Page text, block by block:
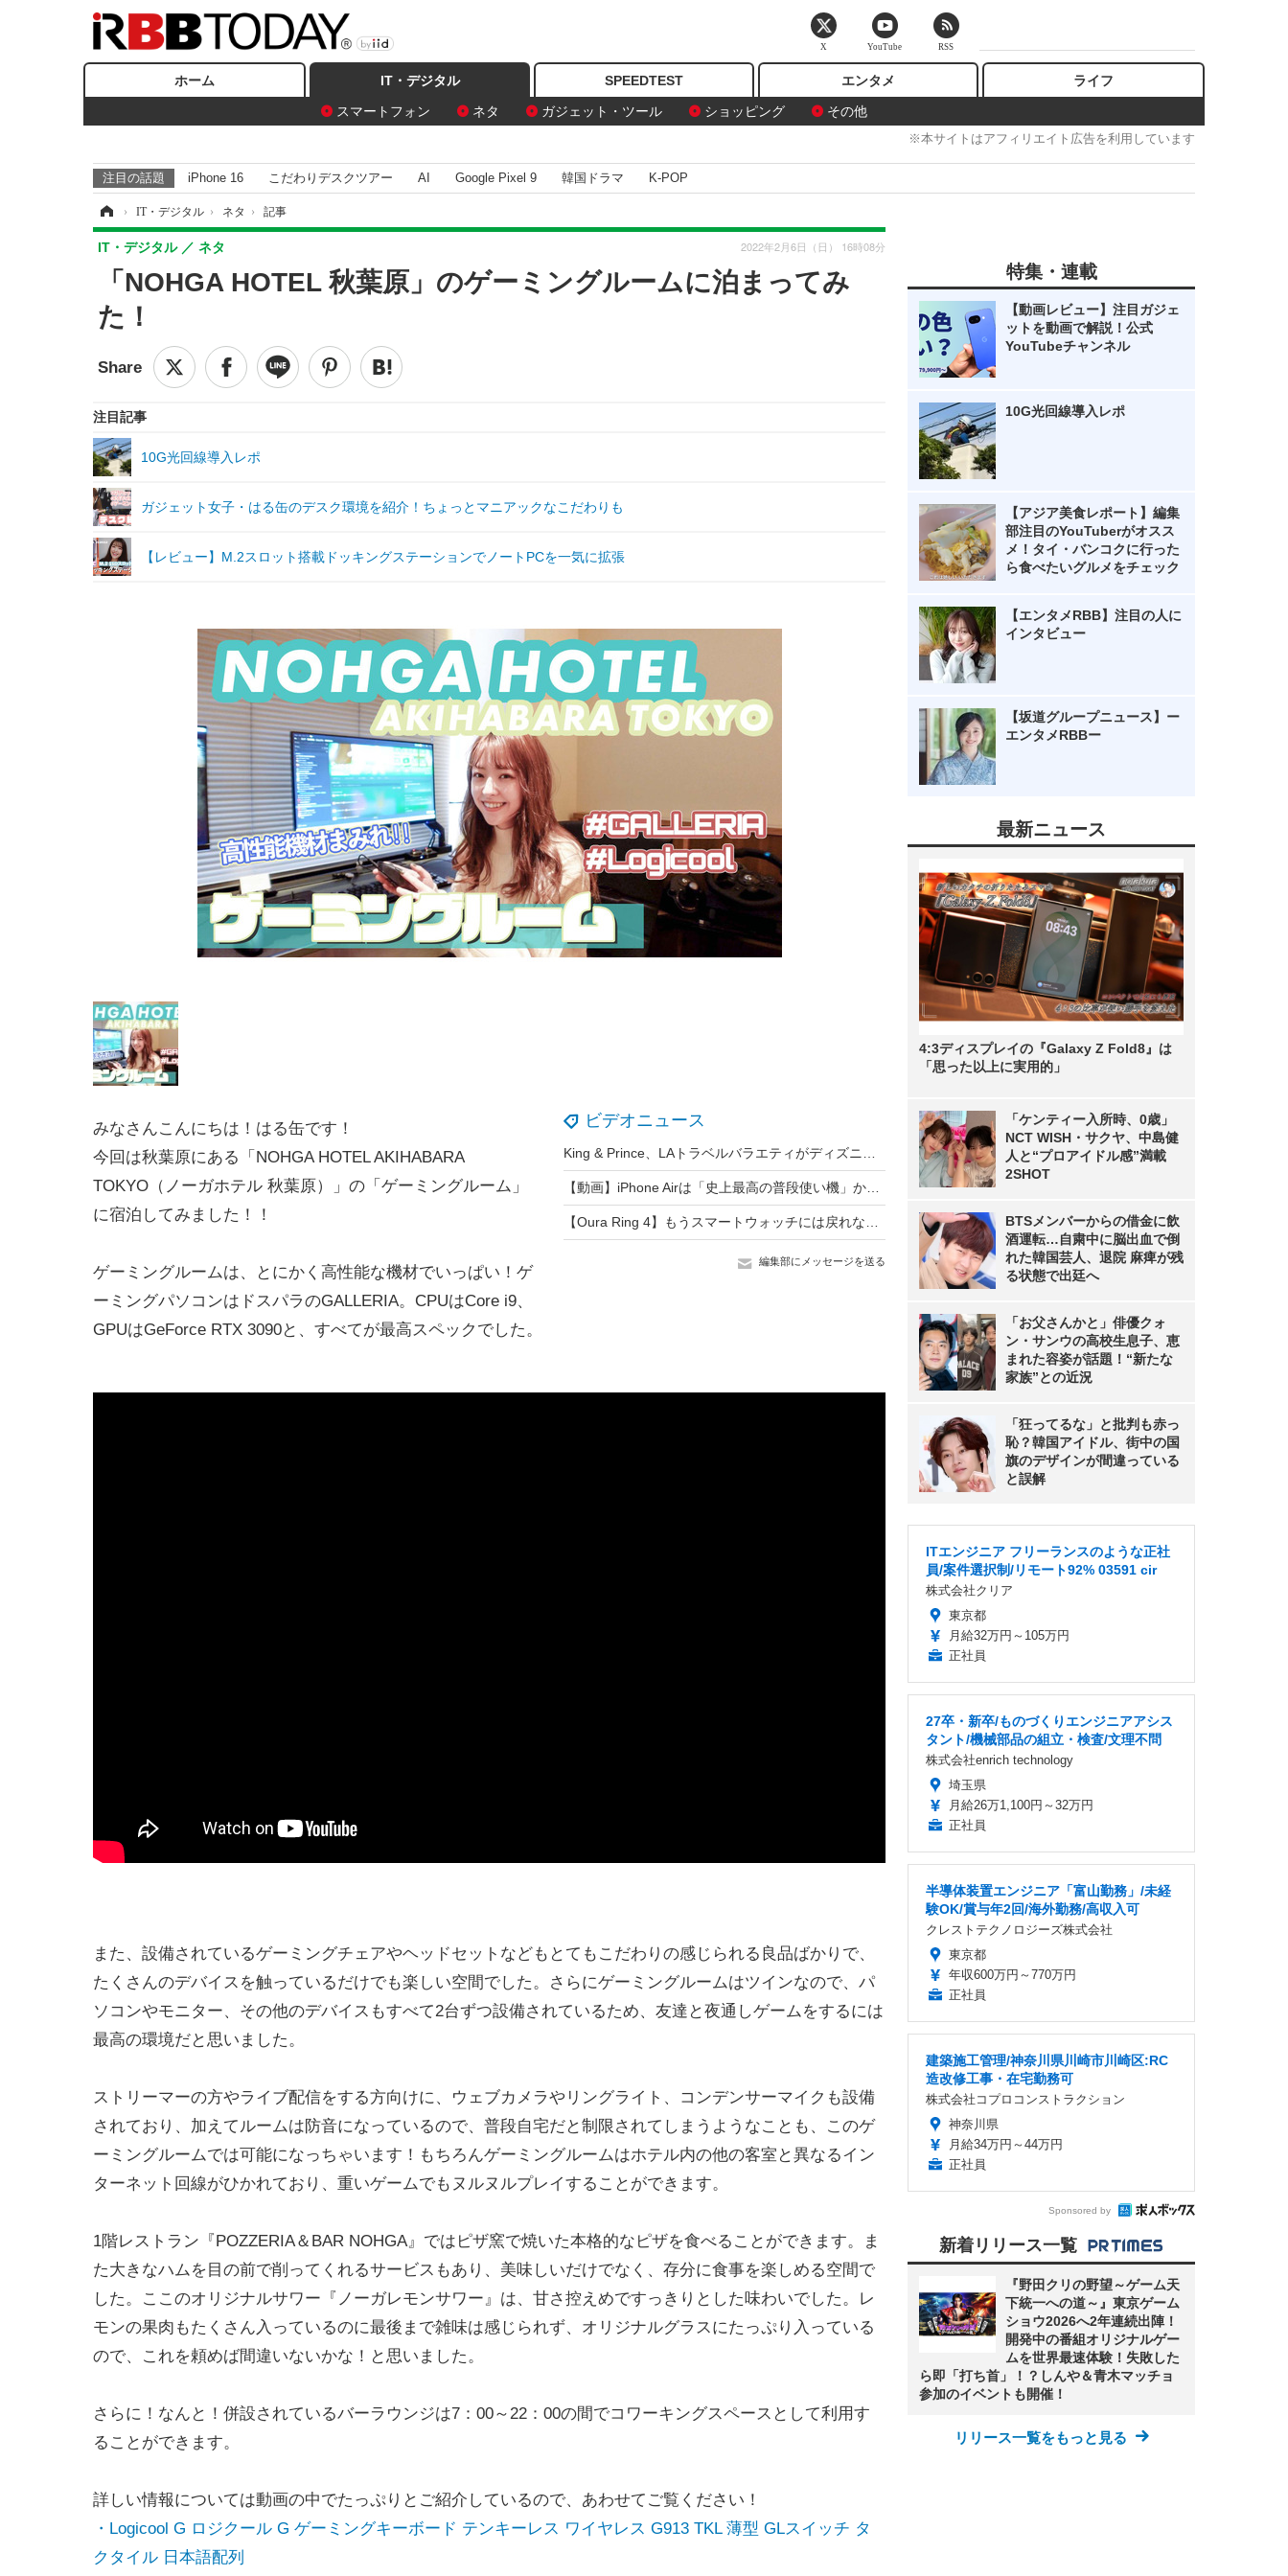
ホーム
IT・デジタル
スマートフォン
ネタ ガジェット・ツール ショッピング その他
SPEEDTEST エンタメ ライフ
※本サイトはアフィリエイト広告を利用しています
注目の話題 iPhone 16 こだわりデスクツアー AI Google Pixel 9 韓国ドラマ K-POP
› IT・デジタル › ネタ › 記事
「NOHGA HOTEL 秋葉原」のゲーミングルームに泊まってみ
た！
IT・デジタル ネタ 2022年2月6日（日） 16時08分
注目記事
10G光回線導入レポ
ガジェット女子・はる缶のデスク環境を紹介！ちょっとマニアックなこだわりも
【レビュー】M.2スロット搭載ドッキングステーションでノートPCを一気に拡張
ビデオニュース
編集部にメッセージを送る
みなさんこんにちは！はる缶です！
今回は秋葉原にある「NOHGA HOTEL AKIHABARA
TOKYO（ノーガホテル 秋葉原）」の「ゲーミングルーム」
に宿泊してみました！！
ゲーミングルームは、とにかく高性能な機材でいっぱい！ゲ
ーミングパソコンはドスパラのGALLERIA。CPUはCore i9、
GPUはGeForce RTX 3090と、すべてが最高スペックでした。
また、設備されているゲーミングチェアやヘッドセットなどもとてもこだわりの感じられる良品ばかりで、
たくさんのデバイスを触っているだけでも楽しい空間でした。さらにゲーミングルームはツインなので、パ
ソコンやモニター、その他のデバイスもすべて2台ずつ設備されているため、友達と夜通しゲームをするには
最高の環境だと思いました。
ストリーマーの方やライブ配信をする方向けに、ウェブカメラやリングライト、コンデンサーマイクも設備
されており、加えてルームは防音になっているので、普段自宅だと制限されてしまうようなことも、このゲ
ーミングルームでは可能になっちゃいます！もちろんゲーミングルームはホテル内の他の客室と異なるイン
ターネット回線がひかれており、重いゲームでもヌルヌルプレイすることができます。
1階レストラン『POZZERIA＆BAR NOHGA』ではピザ窯で焼いた本格的なピザを食べることができます。ま
た大きなハムを目の前で削ってくれるサービスもあり、美味しいだけでなく、存分に食事を楽しめる空間で
した。ここのオリジナルサワー『ノーガレモンサワー』は、甘さ控えめですっきりとした味わいでした。レ
モンの果肉もたくさん入っているのに最後まで雑味は感じられず、オリジナルグラスにたっぷり入っている
ので、これを頼めば間違いないかな！と思いました。
さらに！なんと！併設されているバーラウンジは7：00～22：00の間でコワーキングスペースとして利用す
ることができます。
詳しい情報については動画の中でたっぷりとご紹介しているので、あわせてご覧ください！
・Logicool G ロジクール G ゲーミングキーボード テンキーレス ワイヤレス G913 TKL 薄型 GLスイッチ タ
クタイル 日本語配列
特集・連載
【動画レビュー】注目ガジェ
ットを動画で解説！公式
YouTubeチャンネル
10G光回線導入レポ
【アジア美食レポート】編集
部注目のYouTuberがオスス
メ！タイ・バンコクに行った
ら食べたいグルメをチェック
【エンタメRBB】注目の人に
インタビュー
【坂道グループニュース】ー
エンタメRBBー
最新ニュース
4:3ディスプレイの『Galaxy Z Fold8』は
「思った以上に実用的」
「ケンティー入所時、0歳」
NCT WISH・サクヤ、中島健
人と“プロアイドル感”満載
2SHOT
BTSメンバーからの借金に飲
酒運転…自粛中に脳出血で倒
れた韓国芸人、退院 麻痺が残
る状態で出廷へ
「お父さんかと」俳優クォ
ン・サンウの高校生息子、恵
まれた容姿が話題！“新たな
家族”との近況
「狂ってるな」と批判も赤っ
恥？韓国アイドル、街中の国
旗のデザインが間違っている
と誤解
ITエンジニア フリーランスのような正社
員/案件選択制/リモート92% 03591 cir
株式会社クリア
東京都
月給32万円～105万円
正社員
27卒・新卒/ものづくりエンジニアアシス
タント/機械部品の組立・検査/文理不問
株式会社enrich technology
埼玉県
月給26万1,100円～32万円
正社員
半導体装置エンジニア「富山勤務」/未経
験OK/賞与年2回/海外勤務/高収入可
クレストテクノロジーズ株式会社
東京都
年収600万円～770万円
正社員
建築施工管理/神奈川県川崎市川崎区:RC
造改修工事・在宅勤務可
株式会社コプロコンストラクション
神奈川県
月給34万円～44万円
正社員
Sponsored by
新着リリース一覧
『野田クリの野望～ゲーム天
下統一への道～』東京ゲーム
ショウ2026へ2年連続出陣！
開発中の番組オリジナルゲー
ムを世界最速体験！失敗した
ら即「打ち首」！？しんや＆青木マッチョ
参加のイベントも開催！
リリース一覧をもっと見る
X YouTube RSS